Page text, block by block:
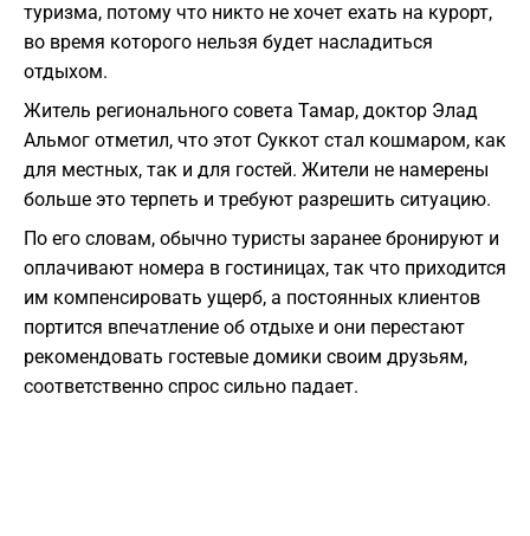
туризма, потому что никто не хочет ехать на курорт,
во время которого нельзя будет насладиться
отдыхом.
Житель регионального совета Тамар, доктор Элад
Альмог отметил, что этот Суккот стал кошмаром, как
для местных, так и для гостей. Жители не намерены
больше это терпеть и требуют разрешить ситуацию.
По его словам, обычно туристы заранее бронируют и
оплачивают номера в гостиницах, так что приходится
им компенсировать ущерб, а постоянных клиентов
портится впечатление об отдыхе и они перестают
рекомендовать гостевые домики своим друзьям,
соответственно спрос сильно падает.